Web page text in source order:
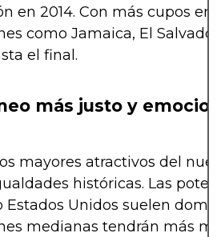
en 2014. Con más cupos
como Jamaica, El
el final.
más justo y
mayores atractivos del
históricas. Las
Estados Unidos suelen
medianas tendrán más